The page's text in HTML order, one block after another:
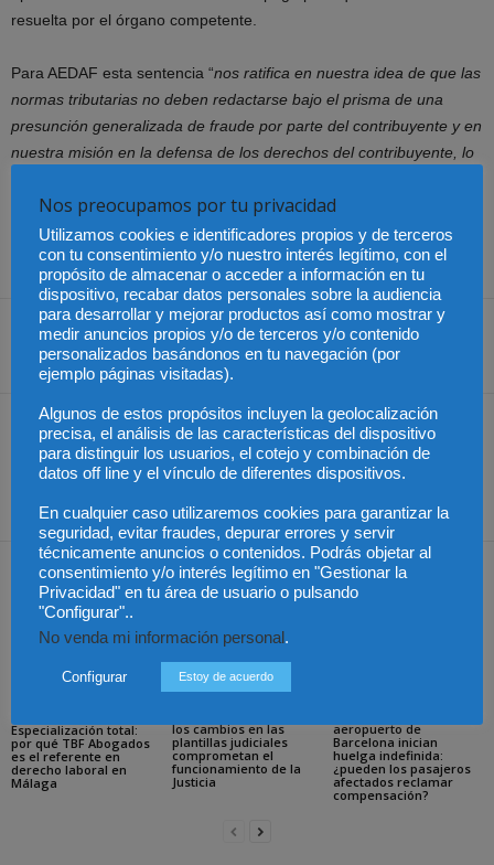
resuelta por el órgano competente.
Para AEDAF esta sentencia “nos ratifica en nuestra idea de que las
normas tributarias no deben redactarse bajo el prisma de una
presunción generalizada de fraude por parte del contribuyente y en
nuestra misión en la defensa de los derechos del contribuyente, lo
fiscalidad justa y equilibrada.”
Fuente: AEDAF
Share
Artículo anterior
Mesa 2 – Jornada
Mediación Deportiva –
«Hacia una cultura de paz»
Artículo siguiente
México – A través del SNE
Alemania busca emplear
ingenieros mexicanos
Artículos relacionados Más del autor
Especialización total:
por qué TBF Abogados
es el referente en
derecho laboral en
Málaga
los cambios en las
plantillas judiciales
comprometan el
funcionamiento de la
Justicia
aeropuerto de
Barcelona inician
huelga indefinida:
¿pueden los pasajeros
afectados reclamar
compensación?
Nos preocupamos por tu privacidad
Utilizamos cookies e identificadores propios y de terceros
con tu consentimiento y/o nuestro interés legítimo, con el
propósito de almacenar o acceder a información en tu
dispositivo, recabar datos personales sobre la audiencia
para desarrollar y mejorar productos así como mostrar y
medir anuncios propios y/o de terceros y/o contenido
personalizados basándonos en tu navegación (por
ejemplo páginas visitadas).
Algunos de estos propósitos incluyen la geolocalización
precisa, el análisis de las características del dispositivo
para distinguir los usuarios, el cotejo y combinación de
datos off line y el vínculo de diferentes dispositivos.
En cualquier caso utilizaremos cookies para garantizar la
seguridad, evitar fraudes, depurar errores y servir
técnicamente anuncios o contenidos. Podrás objetar al
consentimiento y/o interés legítimo en "Gestionar la
Privacidad" en tu área de usuario o pulsando
"Configurar"..
No venda mi información personal .
Configurar Estoy de acuerdo